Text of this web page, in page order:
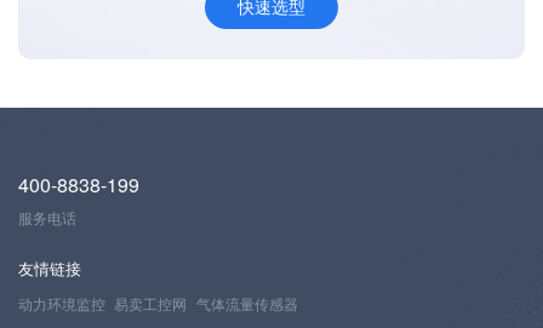
400-8838-199
服务电话
友情链接
动力环境监控 易卖工控网 气体流量传感器